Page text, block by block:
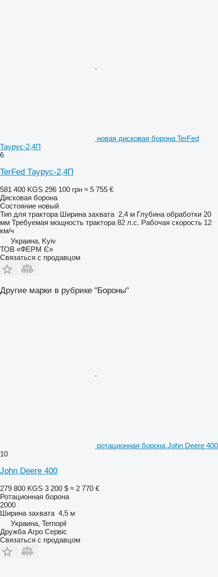
новая дисковая борона TerFed
Таурус-2,4П
6
TerFed Таурус-2,4П
581 400 KGS 296 100 грн ≈ 5 755 €
Дисковая борона
Состояние новый
Тип для трактора Ширина захвата 2,4 м Глубина обработки 20
мм Требуемая мощность трактора 82 л.с. Рабочая скорость 12
км/ч
Украина, Kyiv
ТОВ «ФЕРМ Є»
Связаться с продавцом
Другие марки в рубрике "Бороны"
ротационная борона John Deere 400
10
John Deere 400
279 800 KGS 3 200 $ ≈ 2 770 €
Ротационная борона
2000
Ширина захвата 4,5 м
Украина, Ternopil
Дружба Агро Сервіс
Связаться с продавцом